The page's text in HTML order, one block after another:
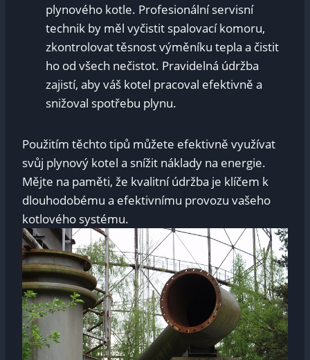
plynového kotle. Profesionální servisní
technik by měl vyčistit spalovací komoru,
⁢zkontrolovat těsnost výměníku ⁣tepla a čistit
⁤ho​ od všech nečistot. Pravidelná ⁤údržba
zajistí, aby váš kotel⁣ pracoval efektivně a
snižoval spotřebu plynu.
Použitím těchto tipů‌ můžete efektivně využívat
svůj plynový kotel a snížit náklady na energie.
Mějte na paměti, že kvalitní údržba je klíčem k
⁣dlouhodobému a efektivnímu provozu⁢ vašeho
kotlového systému.